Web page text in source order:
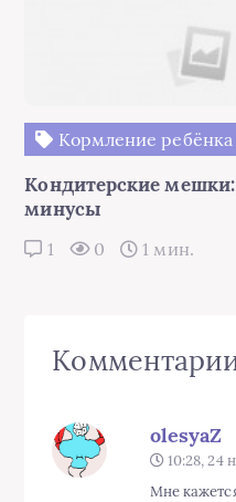
Кормление ребёнка
Кондитерские
минусы
1 0 1 мин.
olesyaZ
10:28, 24
Мне